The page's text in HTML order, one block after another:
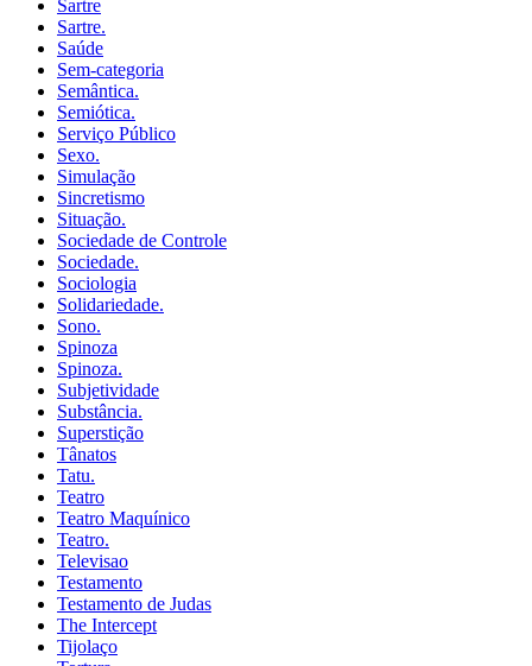
Sartre
Sartre.
Saúde
Sem-categoria
Semântica.
Semiótica.
Serviço Público
Sexo.
Simulação
Sincretismo
Situação.
Sociedade de Controle
Sociedade.
Sociologia
Solidariedade.
Sono.
Spinoza
Spinoza.
Subjetividade
Substância.
Superstição
Tânatos
Tatu.
Teatro
Teatro Maquínico
Teatro.
Televisao
Testamento
Testamento de Judas
The Intercept
Tijolaço